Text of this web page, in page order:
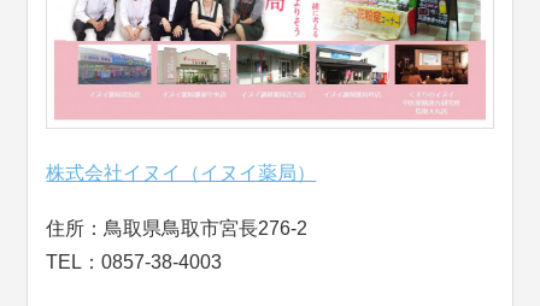
株式会社イヌイ（イヌイ薬局）
住所：鳥取県鳥取市宮長276-2
TEL：0857-38-4003